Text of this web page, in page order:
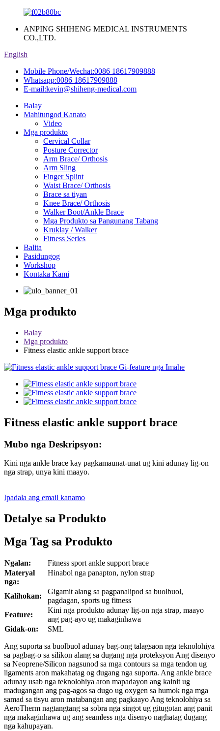
ANPING SHIHENG MEDICAL INSTRUMENTS
CO.,LTD.
English
Mobile Phone/Wechat:0086 18617909888
Whatsapp:0086 18617909888
E-mail:kevin@shiheng-medical.com
Balay
Mahitungod Kanato
Video
Mga produkto
Cervical Collar
Posture Corrector
Arm Brace/ Orthosis
Arm Sling
Finger Splint
Waist Brace/ Orthosis
Brace sa tiyan
Knee Brace/ Orthosis
Walker Boot/Ankle Brace
Mga Produkto sa Pangunang Tabang
Kruklay / Walker
Fitness Series
Balita
Pasidungog
Workshop
Kontaka Kami
Mga produkto
Balay
Mga produkto
Fitness elastic ankle support brace
Fitness elastic ankle support brace
Mubo nga Deskripsyon:
Kini nga ankle brace kay pagkamaunat-unat ug kini adunay lig-on
nga strap, unya kini maayo.
Ipadala ang email kanamo
Detalye sa Produkto
Mga Tag sa Produkto
Ngalan:
Fitness sport ankle support brace
Materyal
nga:
Hinabol nga panapton, nylon strap
Kalihokan:
Gigamit alang sa pagpanalipod sa buolbuol,
pagdagan, sports ug fitness
Feature:
Kini nga produkto adunay lig-on nga strap, maayo
ang pag-ayo ug makaginhawa
Gidak-on:
SML
Ang suporta sa buolbuol adunay bag-ong talagsaon nga teknolohiya
sa pagbag-o sa silikon alang sa dugang nga proteksyon Ang disenyo
sa Neoprene/Silicon nagsunod sa mga contours sa mga tendon ug
ligaments aron makahatag og dugang nga suporta. Ang ankle brace
adunay usab nga teknolohiya aron mapadayon ang kainit ug
madugangan ang pag-agos sa dugo ug oxygen sa humok nga mga
samad sa tisyu aron matabangan ang pagkaayo Ang teknolohiya sa
AeroTherm nagtangtang sa sobra nga singot ug gitugotan ang panit
nga makaginhawa ug ang seamless nga disenyo naghatag dugang
nga kahupayan.